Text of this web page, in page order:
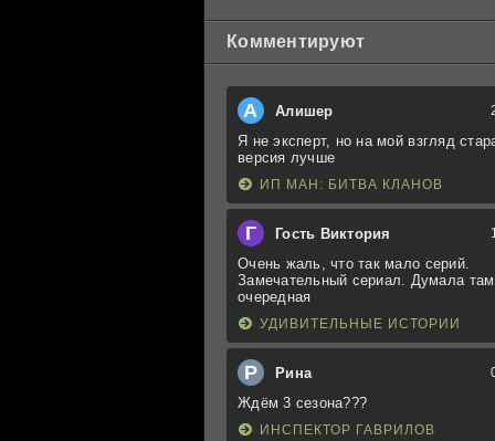
Кэнена
Комментируют
А Алишер
Я не эксперт, но на мой взгляд
версия лучше
ИП МАН: БИТВА КЛАНОВ
Г Гость Виктория
Очень жаль, что так мало серий.
Замечательный сериал. Думала там
очередная
УДИВИТЕЛЬНЫЕ ИСТОРИИ
Р Рина
Ждём 3 сезона???
ИНСПЕКТОР ГАВРИЛОВ